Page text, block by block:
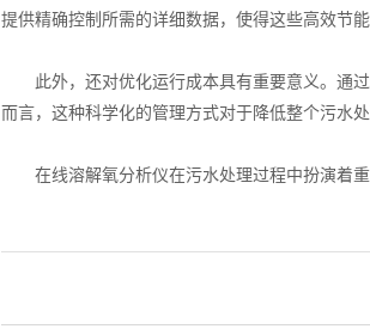
提供精确控制所需的详细数据，使得这些高效节
此外，还对优化运行成本具有重要意义。通过
而言，这种科学化的管理方式对于降低整个污水
在线溶解氧分析仪在污水处理过程中扮演着重